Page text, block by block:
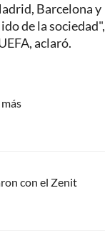
Barcelona y
de la
aclaró.
con el Zenit